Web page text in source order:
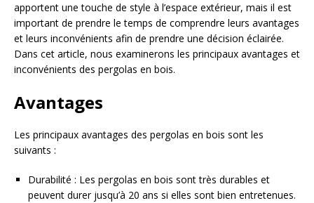
apportent une touche de style à l’espace extérieur, mais il est
important de prendre le temps de comprendre leurs avantages
et leurs inconvénients afin de prendre une décision éclairée.
Dans cet article, nous examinerons les principaux avantages et
inconvénients des pergolas en bois.
Avantages
Les principaux avantages des pergolas en bois sont les
suivants :
Durabilité : Les pergolas en bois sont très durables et
peuvent durer jusqu’à 20 ans si elles sont bien entretenues.